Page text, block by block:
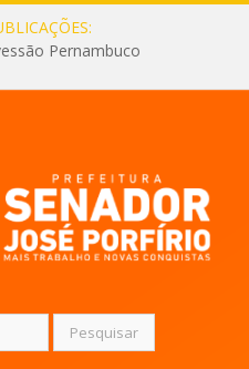
Pernambuco